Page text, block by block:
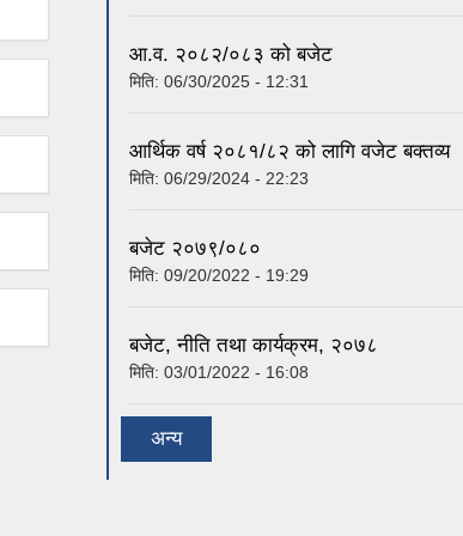
आ.व. २०८२/०८३ को बजेट
मिति: 06/30/2025 - 12:31
आर्थिक वर्ष २०८१/८२ को लागि वजेट बक्तव्य
मिति: 06/29/2024 - 22:23
बजेट २०७९/०८०
मिति: 09/20/2022 - 19:29
बजेट, नीति तथा कार्यक्रम, २०७८
मिति: 03/01/2022 - 16:08
अन्य